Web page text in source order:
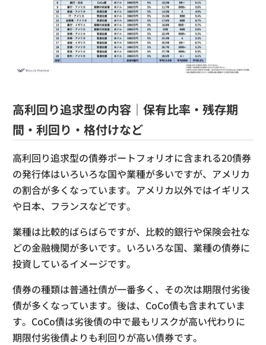
高利回り追求型の内容｜保有比率・残存期
間・利回り・格付けなど
高利回り追求型の債券ポートフォリオに含まれる20債券
の発行体はいろいろな国や業種が多いですが、アメリカ
の割合が多くなっています。アメリカ以外ではイギリス
や日本、フランスなどです。
業種は比較的ばらばらですが、比較的銀行や保険会社な
どの金融機関が多いです。いろいろな国、業種の債券に
投資しているイメージです。
債券の種類は普通社債が一番多く、その次は期限付劣後
債が多くなっています。後は、CoCo債も含まれていま
す。CoCo債は劣後債の中で最もリスクが高い代わりに
期限付劣後債よりも利回りが高い債券です。